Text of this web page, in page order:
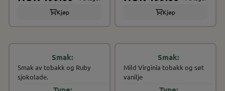
Kjøp
Kjøp
Smak av tobakk og Ruby
sjokolade.
Mild Virginia tobakk og søt
vanilje